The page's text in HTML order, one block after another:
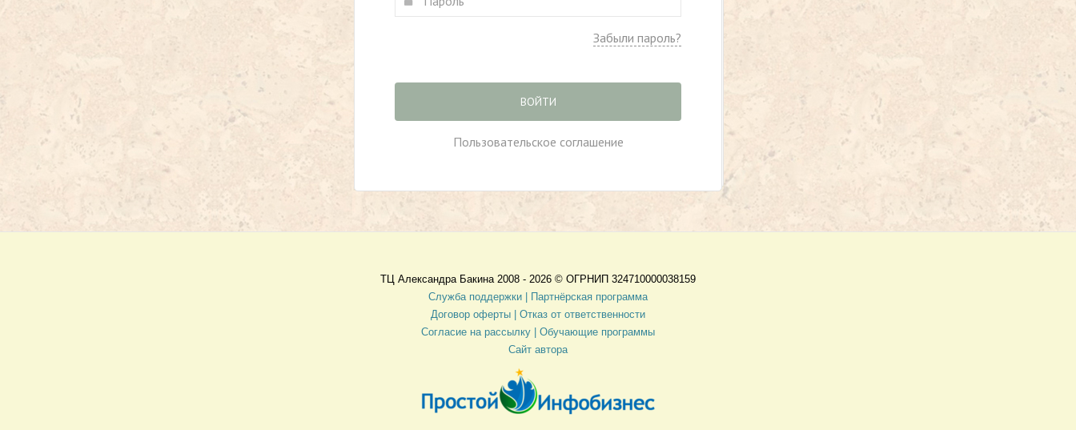
Забыли пароль?
ВОЙТИ
Пользовательское соглашение
ТЦ Александра Бакина 2008 - 2026 © ОГРНИП 324710000038159
Служба поддержки |
Партнёрская программа
Договор оферты
| Отказ от ответственности
Согласие на рассылку | Обучающие программы
Сайт автора